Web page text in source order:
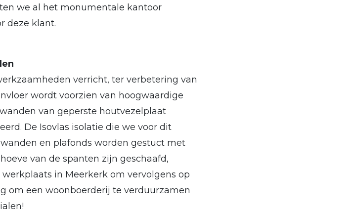
we al het monumentale kantoor
deze klant.
verricht, ter verbetering van
wordt voorzien van hoogwaardige
van geperste houtvezelplaat
De Isovlas isolatie die we voor dit
en plafonds worden gestuct met
van de spanten zijn geschaafd,
in Meerkerk om vervolgens op
om een woonboerderij te verduurzamen